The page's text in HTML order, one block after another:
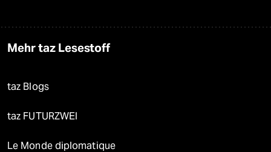
Mehr taz Lesestoff
taz Blogs
taz FUTURZWEI
Le Monde diplomatique